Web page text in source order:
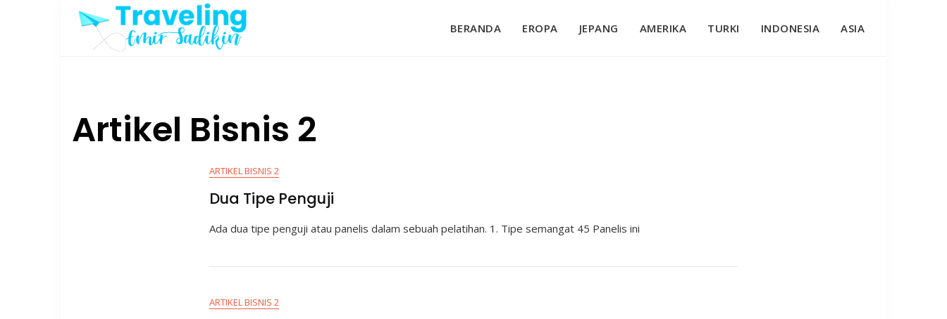
Skip
BERANDA EROPA JEPANG AMERIKA TURKI INDONESIA ASIA
Artikel Bisnis 2
ARTIKEL BISNIS 2
Dua Tipe Penguji
Ada dua tipe penguji atau panelis dalam sebuah pelatihan. 1. Tipe semangat 45 Panelis ini
ARTIKEL BISNIS 2